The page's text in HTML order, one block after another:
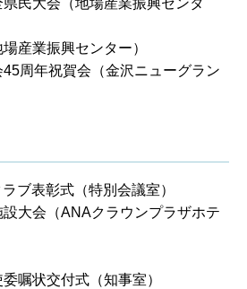
産業振興センター）
周年祝賀会（金沢ニューグラン
ブ表彰式（特別会議室）
大会（ANAクラウンプラザホテ
嘱状交付式（知事室）